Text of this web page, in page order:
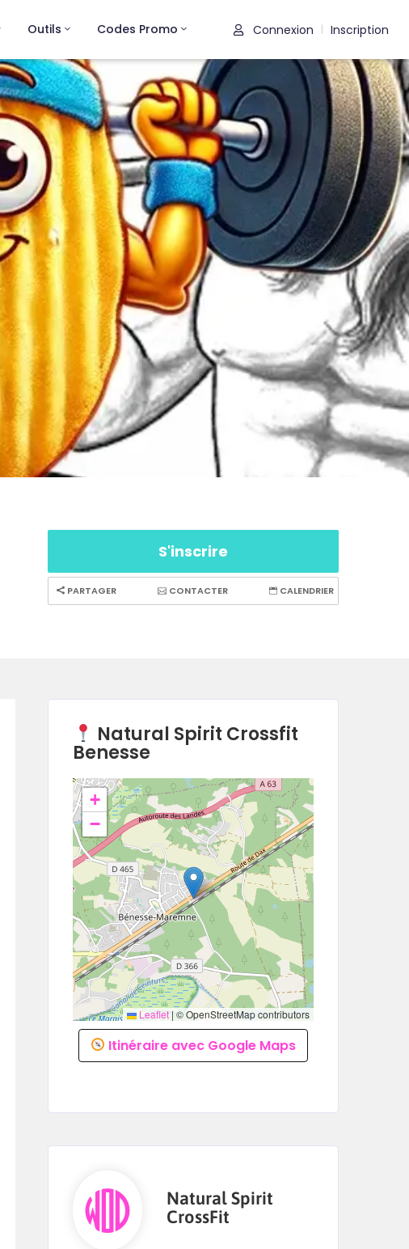
Outils Codes Promo Connexion Inscription
S'inscrire
PARTAGER CONTACTER CALENDRIER
Natural Spirit Crossfit
Benesse
+
−
Leaflet|© OpenStreetMap contributors
Itinéraire avec Google Maps
Natural Spirit
CrossFit